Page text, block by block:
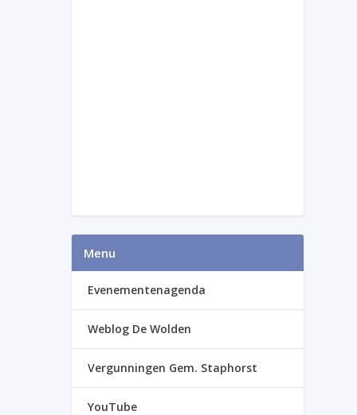
Menu
Evenementenagenda
Weblog De Wolden
Vergunningen Gem. Staphorst
YouTube